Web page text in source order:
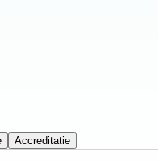
Accreditatie